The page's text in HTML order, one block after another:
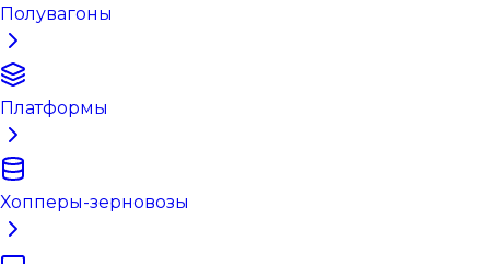
Полувагоны
Платформы
Хопперы-зерновозы